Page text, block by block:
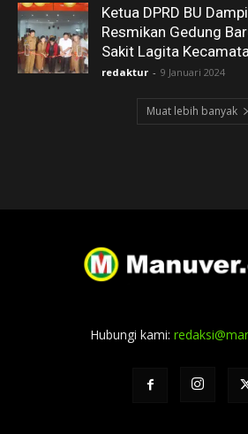
Ketua DPRD BU
Resmikan Gedung
Sakit Lagita
redaktur - 9 Januari 2024
Muat lebih banyak
Hubungi kami: